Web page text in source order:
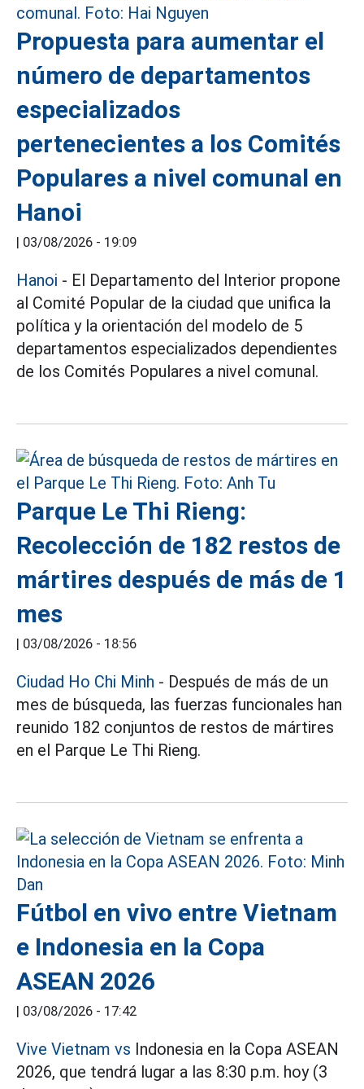
Propuesta para aumentar el
número de departamentos
especializados
pertenecientes a los Comités
Populares a nivel comunal en
Hanoi
03/08/2026 - 19:09
Hanoi - El Departamento del Interior propone
al Comité Popular de la ciudad que unifica la
política y la orientación del modelo de 5
departamentos especializados dependientes
de los Comités Populares a nivel comunal.
Parque Le Thi Rieng:
Recolección de 182 restos de
mártires después de más de 1
mes
03/08/2026 - 18:56
Ciudad Ho Chi Minh - Después de más de un
mes de búsqueda, las fuerzas funcionales han
reunido 182 conjuntos de restos de mártires
en el Parque Le Thi Rieng.
Fútbol en vivo entre Vietnam
e Indonesia en la Copa
ASEAN 2026
03/08/2026 - 17:42
Vive Vietnam vs Indonesia en la Copa ASEAN
2026, que tendrá lugar a las 8:30 p.m. hoy (3